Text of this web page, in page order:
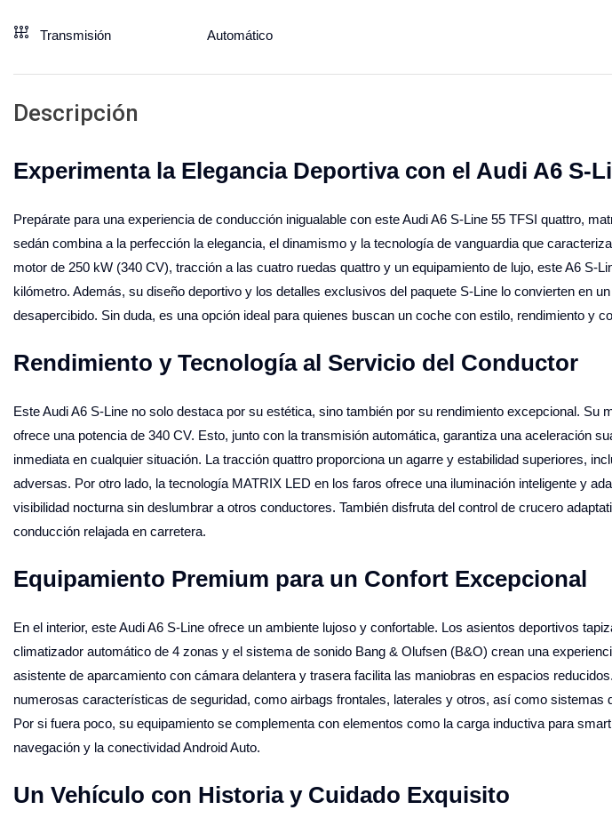
Transmisión Automático
Descripción
Experimenta la Elegancia Deportiva con el Audi A6 S-
Prepárate para una experiencia de conducción inigualable con este Audi A6 S-Line 55 TFSI quattro,
sedán combina a la perfección la elegancia, el dinamismo y la tecnología de vanguardia que
motor de 250 kW (340 CV), tracción a las cuatro ruedas quattro y un equipamiento de lujo, este A6 S-
kilómetro. Además, su diseño deportivo y los detalles exclusivos del paquete S-Line lo convierten en
desapercibido. Sin duda, es una opción ideal para quienes buscan un coche con estilo, rendimiento y
Rendimiento y Tecnología al Servicio del Conductor
Este Audi A6 S-Line no solo destaca por su estética, sino también por su rendimiento excepcional. Su
ofrece una potencia de 340 CV. Esto, junto con la transmisión automática, garantiza una aceleración
inmediata en cualquier situación. La tracción quattro proporciona un agarre y estabilidad superiores,
adversas. Por otro lado, la tecnología MATRIX LED en los faros ofrece una iluminación inteligente y
visibilidad nocturna sin deslumbrar a otros conductores. También disfruta del control de crucero
conducción relajada en carretera.
Equipamiento Premium para un Confort Excepcional
En el interior, este Audi A6 S-Line ofrece un ambiente lujoso y confortable. Los asientos deportivos
climatizador automático de 4 zonas y el sistema de sonido Bang & Olufsen (B&O) crean una
asistente de aparcamiento con cámara delantera y trasera facilita las maniobras en espacios
numerosas características de seguridad, como airbags frontales, laterales y otros, así como sistemas
Por si fuera poco, su equipamiento se complementa con elementos como la carga inductiva para
navegación y la conectividad Android Auto.
Un Vehículo con Historia y Cuidado Exquisito